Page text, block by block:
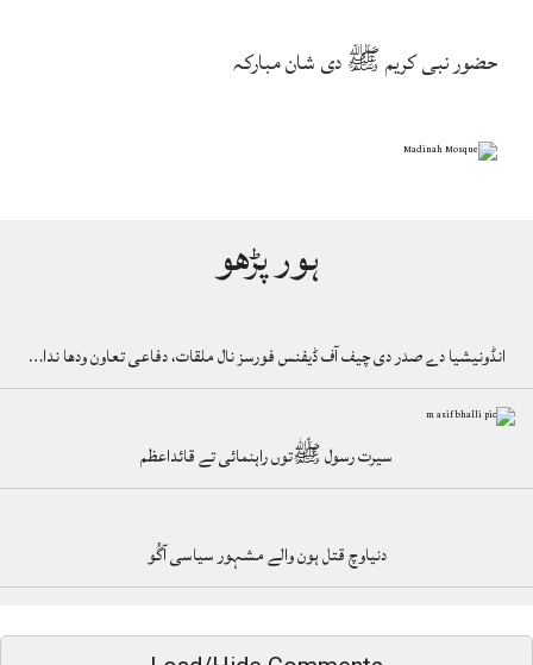
حضور نبی کریم ﷺ دی شان مبارکہ
ہور پڑھو
انڈونیشیا دے صدر دی چیف آف ڈیفنس فورسز نال ملقات، دفاعی تعاون ودھا ندا…
سیرت رسول ﷺتوں راہنمائی تے قائداعظم
دنیاوچ قتل ہون والے مشہور سیاسی آگُو